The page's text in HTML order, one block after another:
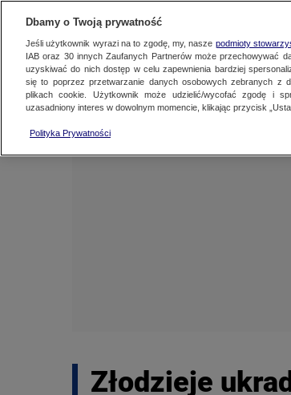
Złodzieje
Dbamy o Twoją prywatność
Jeśli użytkownik wyrazi na to zgodę, my, nasze podmioty
IAB oraz 30innych Zaufanych Partnerów może przechowywać
uzyskiwać do nich dostęp w celu zapewnienia bardziej
się to poprzez przetwarzanie danych osobowych zebranych z
plikach cookie. Użytkownik może udzielić/wycofać zgodę i
uzasadniony interes w dowolnym momencie, klikając przycisk
Polityka Prywatności